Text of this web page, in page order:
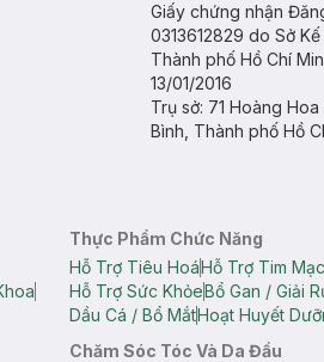
Giấy chứng nhận
0313612829 do Sở
Thành phố Hồ Chí
13/01/2016
Trụ sở: 71 Hoàng
Bình, Thành phố Hồ
Thực Phẩm Chức Năng
Hỗ Trợ Tiêu HoáHỗ Trợ Tim
Hỗ Trợ Sức KhỏeBổ Gan / Giải
Dầu Cá / Bổ MắtHoạt Huyết
Chăm Sóc Tóc Và Da Đầu